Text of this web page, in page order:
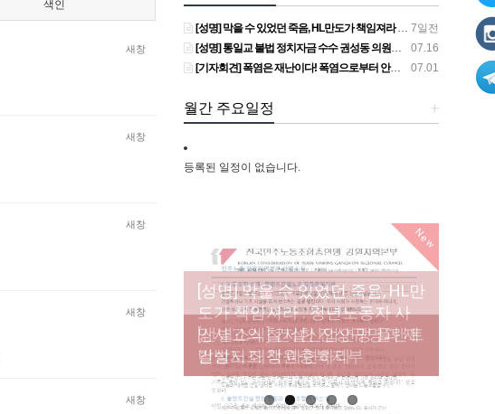
색인
새창
새창
새창
새창
새창
7일전
[성명] 막을 수 있었던 죽음, HL만도가 책임져라 : 청년노동자 사망사고의 철저한 진상규명과 재발방지 대책 마련하라
07.16
[성명] 통일교 불법 정치자금 수수 권성동 의원직 상실, 사필귀정이다
07.01
[기자회견] 폭염은 재난이다! 폭염으로부터 안전한 일터를 위한 민주노총 강원지역본부 폭염감시단 선포 기자회견
+
월간 주요일정
등록된 일정이 없습니다.
New
[성명] 막을 수 있었던 죽음, HL만
도가 책임져라 : 청년노동자 사
망사고의 철저한 진상규명과 재
발방지 대책 마련하라
[산별소식] 건설산업연맹 플랜트
건설노조 강원충북지부
[강릉,속초,원주,춘천] 폭염감시
단 사업 이모저모
[조합원☆인터뷰] 서비스연맹 전
국학교비정규직노동조합 강원
지부 김유미 춘천지회장
[본부소식] 강원지역 노동자 합
창단 모임